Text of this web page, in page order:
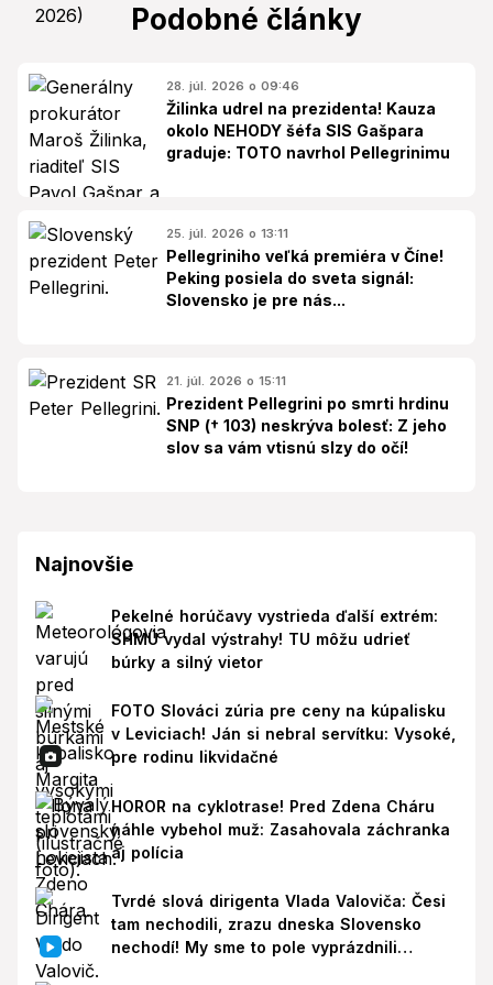
Podobné články
28. júl. 2026 o 09:46
Žilinka udrel na prezidenta! Kauza
okolo NEHODY šéfa SIS Gašpara
graduje: TOTO navrhol Pellegrinimu
25. júl. 2026 o 13:11
Pellegriniho veľká premiéra v Číne!
Peking posiela do sveta signál:
Slovensko je pre nás...
21. júl. 2026 o 15:11
Prezident Pellegrini po smrti hrdinu
SNP († 103) neskrýva bolesť: Z jeho
slov sa vám vtisnú slzy do očí!
Najnovšie
Pekelné horúčavy vystrieda ďalší extrém:
SHMÚ vydal výstrahy! TU môžu udrieť
búrky a silný vietor
FOTO Slováci zúria pre ceny na kúpalisku
v Leviciach! Ján si nebral servítku: Vysoké,
pre rodinu likvidačné
HOROR na cyklotrase! Pred Zdena Cháru
náhle vybehol muž: Zasahovala záchranka
aj polícia
Tvrdé slová dirigenta Vlada Valoviča: Česi
tam nechodili, zrazu dneska Slovensko
nechodí! My sme to pole vyprázdnili